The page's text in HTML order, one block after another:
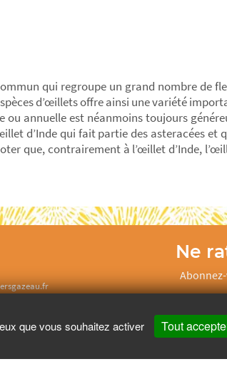
qui regroupe un grand nombre de
d’œillets offre ainsi une variété
ou annuelle est néanmoins toujours
d’Inde qui fait partie des asteracées et
que, contrairement à l’œillet d’Inde,
Ne
que vous souhaitez activer Tout